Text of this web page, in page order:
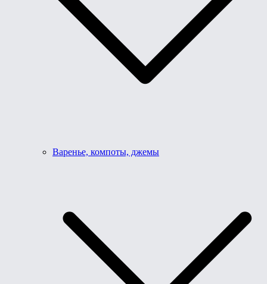
Варенье, компоты, джемы